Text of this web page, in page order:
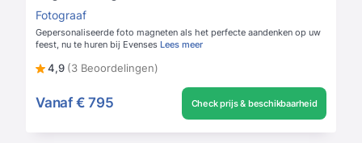
Fotograaf
Gepersonaliseerde foto magneten als het perfecte aandenken op uw
feest, nu te huren bij Evenses Lees meer
4,9 (3 Beoordelingen)
Vanaf € 795 Check prijs & beschikbaarheid